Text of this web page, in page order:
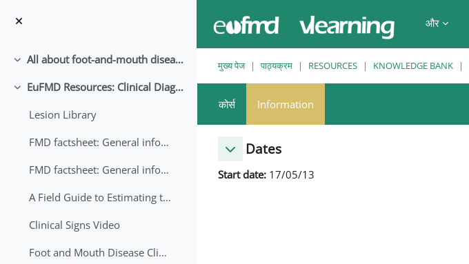
और
संक्षिप्त करें All about foot-and-mouth disease!
संक्षिप्त करें
EuFMD Resources: Clinical Diagnosis
Lesion Library
FMD factsheet: General information for producers that veterinary services may adapt English/Francais
FMD factsheet: General information for producers that veterinary services may adapt in English-French-Arabic
A Field Guide to Estimating the Age of Foot and Mouth Disease Lesions
Clinical Signs Video
Foot and Mouth Disease Clinical Examination
मुख्य पेज पाठ्यक्रम RESOURCES KNOWLEDGE BANK
कोर्स Information
Dates
Start date: 17/05/13